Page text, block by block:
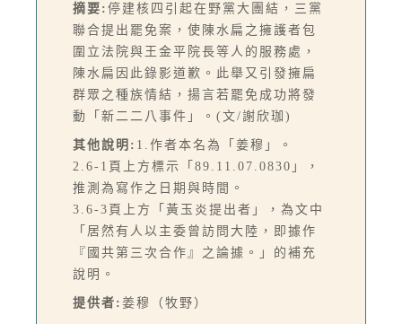
摘要: 停建核四引起在野黨大團結，三黨
聯合提出罷免案，使陳水扁之擁護者包
圍立法院與王金平院長等人的服務處，
陳水扁因此錄影道歉。此舉又引發擁扁
群眾之種族情結，揚言若罷免成功將發
動「新二二八事件」。(文/謝欣珈)
其他說明: 1.作者本名為「姜穆」。
2.6-1頁上方標示「89.11.07.0830」，
推測為寫作之日期與時間。
3.6-3頁上方「黃玉炎提出者」，為文中
「居然有人以主委曾訪問大陸，即據作
『國共第三次合作』之論據。」的補充
說明。
提供者: 姜穆（牧野）